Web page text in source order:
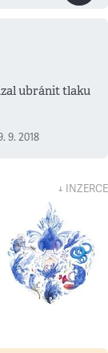
ubránit tlaku
9. 2018
↓ INZERCE